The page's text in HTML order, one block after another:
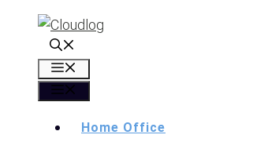
springen
Home Office